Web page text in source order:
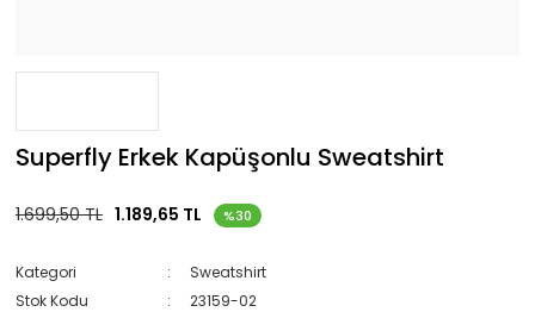
Superfly Erkek Kapüşonlu Sweatshirt
1.699,50 TL 1.189,65 TL %30
Kategori
Sweatshirt
Stok Kodu
23159-02